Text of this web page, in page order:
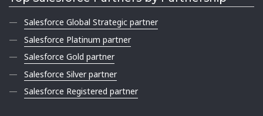
Salesforce Global Strategic partner
Salesforce Platinum partner
Salesforce Gold partner
Salesforce Silver partner
Salesforce Registered partner